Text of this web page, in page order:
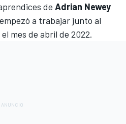
de Adrian Newey
a trabajar junto al
mes de abril de 2022.